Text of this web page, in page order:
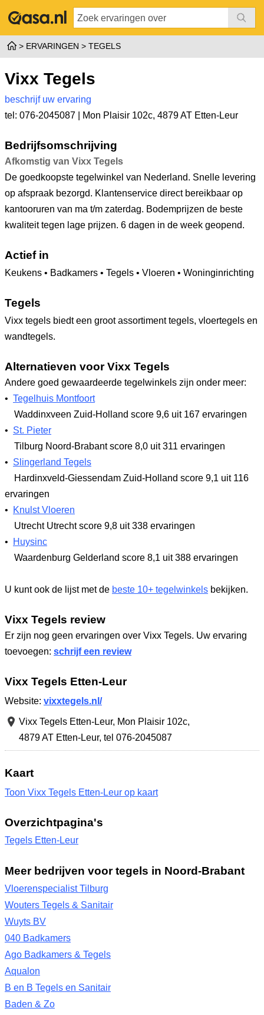
ERVARINGEN TEGELS
Vixx Tegels
beschrijf uw ervaring
tel: 076-2045087 |
Mon Plaisir 102c, 4879 AT Etten-Leur
Bedrijfsomschrijving
Afkomstig van Vixx Tegels
De goedkoopste tegelwinkel van Nederland. Snelle levering
op afspraak bezorgd. Klantenservice direct bereikbaar op
kantooruren van ma t/m zaterdag. Bodemprijzen de beste
kwaliteit tegen lage prijzen. 6 dagen in de week geopend.
Actief in
Keukens • Badkamers • Tegels • Vloeren • Woninginrichting
Tegels
Vixx tegels biedt een groot assortiment tegels, vloertegels en
wandtegels.
Alternatieven voor Vixx Tegels
Andere goed gewaardeerde tegelwinkels zijn onder meer:
• Tegelhuis Montfoort
Waddinxveen Zuid-Holland score 9,6 uit 167 ervaringen
• St. Pieter
Tilburg Noord-Brabantscore 8,0 uit 311 ervaringen
• Slingerland Tegels
Hardinxveld-Giessendam Zuid-Holland score 9,1 uit 116
ervaringen
•
Knulst Vloeren
Utrecht Utrechtscore 9,8 uit 338 ervaringen
•
Huysinc
Waardenburg Gelderland score 8,1 uit 388 ervaringen
U kunt ook de lijst met de beste 10+ tegelwinkels bekijken.
Vixx Tegels review
Er zijn nog geen ervaringen over Vixx Tegels. Uw ervaring
toevoegen: schrijf een review
Vixx Tegels Etten-Leur
Website: vixxtegels.nl/
Vixx Tegels Etten-Leur, Mon Plaisir 102c,
4879 AT Etten-Leur, tel 076-2045087
Kaart
Toon Vixx Tegels Etten-Leur op kaart
Overzichtpagina's
Tegels Etten-Leur
Meer bedrijven voor tegels in Noord-Brabant
Vloerenspecialist Tilburg
Wouters Tegels & Sanitair
Wuyts BV
040 Badkamers
Ago Badkamers & Tegels
Aqualon
B en B Tegels en Sanitair
Baden & Zo